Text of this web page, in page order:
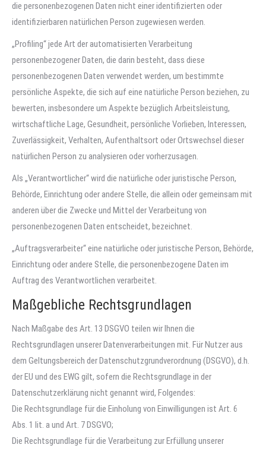
die personenbezogenen Daten nicht einer identifizierten oder
identifizierbaren natürlichen Person zugewiesen werden.
„Profiling“ jede Art der automatisierten Verarbeitung
personenbezogener Daten, die darin besteht, dass diese
personenbezogenen Daten verwendet werden, um bestimmte
persönliche Aspekte, die sich auf eine natürliche Person beziehen, zu
bewerten, insbesondere um Aspekte bezüglich Arbeitsleistung,
wirtschaftliche Lage, Gesundheit, persönliche Vorlieben, Interessen,
Zuverlässigkeit, Verhalten, Aufenthaltsort oder Ortswechsel dieser
natürlichen Person zu analysieren oder vorherzusagen.
Als „Verantwortlicher“ wird die natürliche oder juristische Person,
Behörde, Einrichtung oder andere Stelle, die allein oder gemeinsam mit
anderen über die Zwecke und Mittel der Verarbeitung von
personenbezogenen Daten entscheidet, bezeichnet.
„Auftragsverarbeiter“ eine natürliche oder juristische Person, Behörde,
Einrichtung oder andere Stelle, die personenbezogene Daten im
Auftrag des Verantwortlichen verarbeitet.
Maßgebliche Rechtsgrundlagen
Nach Maßgabe des Art. 13 DSGVO teilen wir Ihnen die
Rechtsgrundlagen unserer Datenverarbeitungen mit. Für Nutzer aus
dem Geltungsbereich der Datenschutzgrundverordnung (DSGVO), d.h.
der EU und des EWG gilt, sofern die Rechtsgrundlage in der
Datenschutzerklärung nicht genannt wird, Folgendes:
Die Rechtsgrundlage für die Einholung von Einwilligungen ist Art. 6
Abs. 1 lit. a und Art. 7 DSGVO;
Die Rechtsgrundlage für die Verarbeitung zur Erfüllung unserer